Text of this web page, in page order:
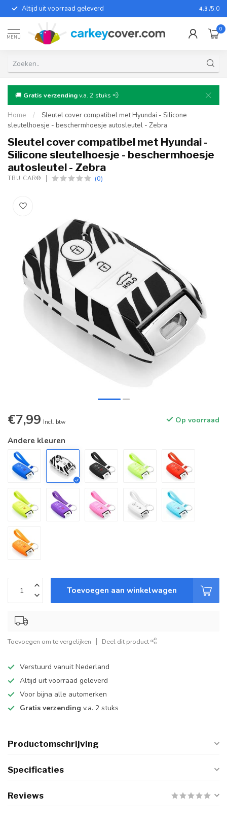
Altijd uit voorraad geleverd Voor
4.3 /5.0
MENU
0
🚚 Gratis verzendingv.a. 2 stuks 💨
Home /
Sleutel cover compatibel met Hyundai - Silicone
sleutelhoesje - beschermhoesje autosleutel - Zebra
Sleutel cover compatibel met Hyundai -
Silicone sleutelhoesje - beschermhoesje
autosleutel - Zebra
TBU CAR® (0)
€7,99 Incl. btw Op voorraad
Andere kleuren
Toevoegen aan winkelwagen
Toevoegen om te vergelijken Deel dit product
Verstuurd vanuit Nederland
Altijd uit voorraad geleverd
Voor bijna alle automerken
Gratis verzending v.a. 2 stuks
Productomschrijving
Specificaties
Reviews